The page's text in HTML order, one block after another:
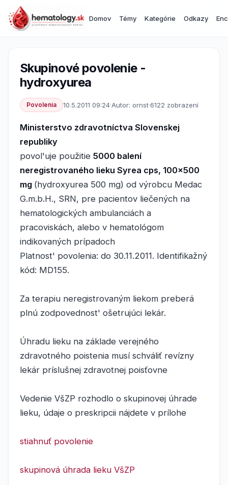
Domov Témy Kategórie Odkazy
Skupinové povolenie -
hydroxyurea
Povolenia 10.5.2011 09:24·Autor: ornst·6122 zobrazení
Ministerstvo zdravotníctva Slovenskej
republiky
povol'uje použitie 5000 balení
neregistrovaného lieku Syrea cps, 100x500
mg (hydroxyurea 500 mg) od výrobcu Medac
G.m.b.H., SRN, pre pacientov liečených na
hematologických ambulanciách a
pracoviskách, alebo v hematológom
indikovaných prípadoch
Platnost' povolenia: do 30.11.2011. Identifikažný
kód: MD155.
Za terapiu neregistrovaným liekom preberá
plnú zodpovednost' ošetrujúci lekár.
Úhradu lieku na základe verejného
zdravotného poistenia musí schváliť revízny
lekár príslušnej zdravotnej poisťovne
Vedenie VšZP rozhodlo o skupinovej úhrade
lieku, údaje o preskripcii nájdete v prílohe
stiahnuť povolenie
skupinová úhrada lieku VšZP